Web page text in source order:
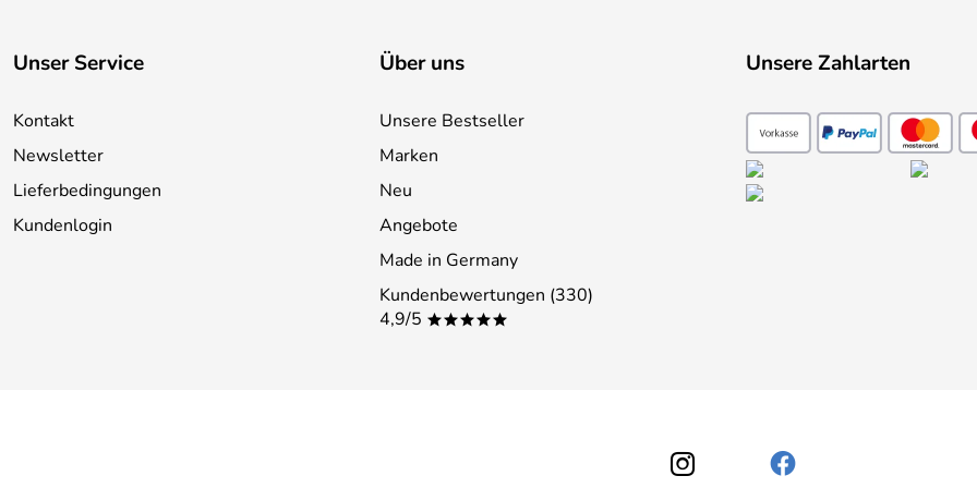
Unser Service
Kontakt
Newsletter
Lieferbedingungen
Kundenlogin
Über uns
Unsere Bestseller
Marken
Neu
Angebote
Made in Germany
Kundenbewertungen (330)
4,9/5 *****
Unsere Zahlarten